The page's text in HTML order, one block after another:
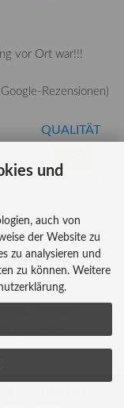
vor Ort war!!!
Rezensionen)
QUALITÄT
AT-BIO-401
und
auch von
der Website zu
zu analysieren und
zu können. Weitere